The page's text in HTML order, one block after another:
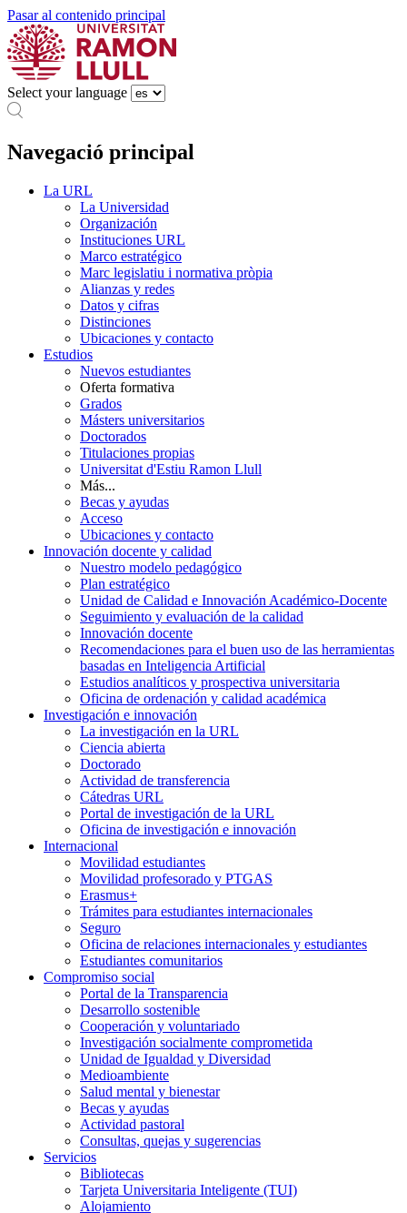
Pasar al contenido principal
Select your language
Navegació principal
La URL
La Universidad
Organización
Instituciones URL
Marco estratégico
Marc legislatiu i normativa pròpia
Alianzas y redes
Datos y cifras
Distinciones
Ubicaciones y contacto
Estudios
Nuevos estudiantes
Oferta formativa
Grados
Másters universitarios
Doctorados
Titulaciones propias
Universitat d'Estiu Ramon Llull
Más...
Becas y ayudas
Acceso
Ubicaciones y contacto
Innovación docente y calidad
Nuestro modelo pedagógico
Plan estratégico
Unidad de Calidad e Innovación Académico-Docente
Seguimiento y evaluación de la calidad
Innovación docente
Recomendaciones para el buen uso de las herramientas
basadas en Inteligencia Artificial
Estudios analíticos y prospectiva universitaria
Oficina de ordenación y calidad académica
Investigación e innovación
La investigación en la URL
Ciencia abierta
Doctorado
Actividad de transferencia
Cátedras URL
Portal de investigación de la URL
Oficina de investigación e innovación
Internacional
Movilidad estudiantes
Movilidad profesorado y PTGAS
Erasmus+
Trámites para estudiantes internacionales
Seguro
Oficina de relaciones internacionales y estudiantes
Estudiantes comunitarios
Compromiso social
Portal de la Transparencia
Desarrollo sostenible
Cooperación y voluntariado
Investigación socialmente comprometida
Unidad de Igualdad y Diversidad
Medioambiente
Salud mental y bienestar
Becas y ayudas
Actividad pastoral
Consultas, quejas y sugerencias
Servicios
Bibliotecas
Tarjeta Universitaria Inteligente (TUI)
Alojamiento